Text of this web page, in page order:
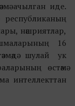
ачылган иде.
республиканың
нәшриятлар,
16
шулай ук
өстәмә
интеллекттан